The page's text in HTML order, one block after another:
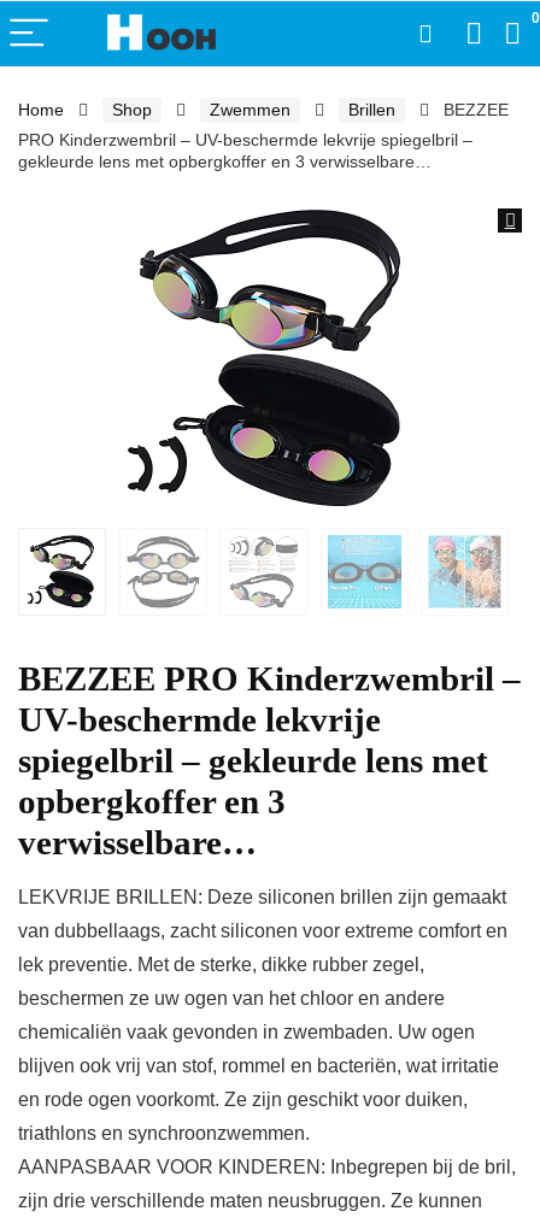
0
Home Shop Zwemmen Brillen
BEZZEE
PRO Kinderzwembril – UV-beschermde lekvrije spiegelbril –
gekleurde lens met opbergkoffer en 3 verwisselbare…
BEZZEE PRO Kinderzwembril –
UV-beschermde lekvrije
spiegelbril – gekleurde lens met
opbergkoffer en 3
verwisselbare…
LEKVRIJE BRILLEN: Deze siliconen brillen zijn gemaakt
van dubbellaags, zacht siliconen voor extreme comfort en
lek preventie. Met de sterke, dikke rubber zegel,
beschermen ze uw ogen van het chloor en andere
chemicaliën vaak gevonden in zwembaden. Uw ogen
blijven ook vrij van stof, rommel en bacteriën, wat irritatie
en rode ogen voorkomt. Ze zijn geschikt voor duiken,
triathlons en synchroonzwemmen.
AANPASBAAR VOOR KINDEREN: Inbegrepen bij de bril,
zijn drie verschillende maten neusbruggen. Ze kunnen